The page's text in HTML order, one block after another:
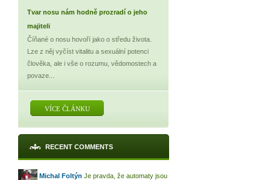
Tvar nosu nám hodně prozradí o jeho
majiteli
Číňané o nosu hovoří jako o středu života.
Lze z něj vyčíst vitalitu a sexuální potenci
člověka, ale i vše o rozumu, vědomostech a
povaze...
VÍCE ČLÁNKU
RECENT COMMENTS
Michal Foltýn Je pravda, že automaty jsou